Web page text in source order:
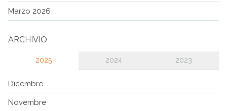
Marzo 2026
ARCHIVIO
2025 2024 2023
Dicembre
Novembre